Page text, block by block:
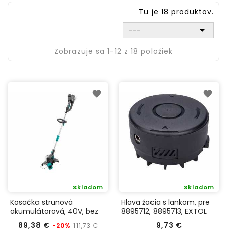
Tu je 18 produktov.
---

Zobrazuje sa 1-12 z 18 položiek
Kosačka strunová
akumulátorová, 40V, bez
nabíjačky a akumulátora,
EXTOL INDUSTRIAL 8795613
89,38 € Bežná
-20% 111,73 €
Skladom
Cena
Hlava žacia s lankom, pre
8895712, 8895713, EXTOL
PREMIUM 8895712C
9,73 €
Skladom
Cena